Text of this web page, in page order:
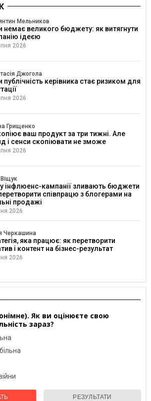
Мельников
немає великого бюджету: як витягнути
ідеєю
2026
Джогола
публічність керівника стає ризиком для
2026
Грищенко
ваш продукт за три тижні. Але
і сенси скопіювати не зможе
2026
інфлюенс-кампанії зливають бюджети
співпрацю з блогерами на
продажі
2026
Черкашина
яка працює: як перетворити
і контент на бізнес-результат
2026
Як ви оцінюєте свою
зараз?
РЕЗУЛЬТАТИ